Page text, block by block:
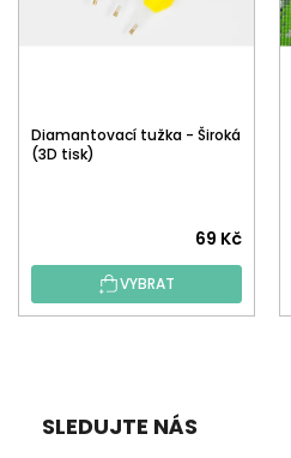
Diamantovací tužka - Široká
(3D tisk)
hodnocení
produktu
je
hvězdiček.
69 Kč
VYBRAT
SLEDUJTE NÁS